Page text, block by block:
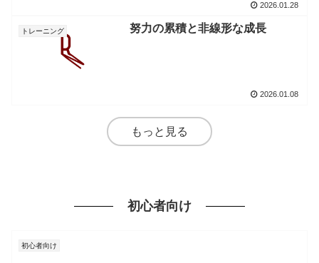
2026.01.28
トレーニング 努力の累積と非線形な成長
2026.01.08
もっと見る
初心者向け
初心者向け